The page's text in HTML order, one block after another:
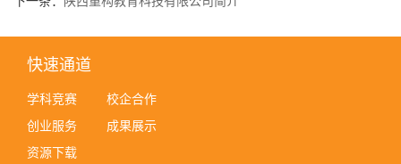
快速通道
学科竞赛
校企合作
创业服务
成果展示
资源下载